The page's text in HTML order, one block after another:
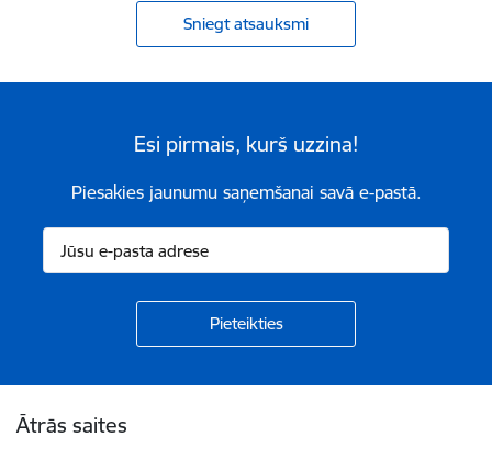
Sniegt atsauksmi
Esi pirmais, kurš uzzina!
Piesakies jaunumu saņemšanai savā e-pastā.
Ātrās saites